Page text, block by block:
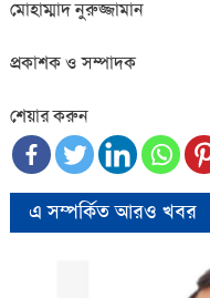
মোহাম্মাদ নুরুজ্জামান
প্রকাশক ও সম্পাদক
শেয়ার করুন
এ সম্পর্কিত আরও খবর